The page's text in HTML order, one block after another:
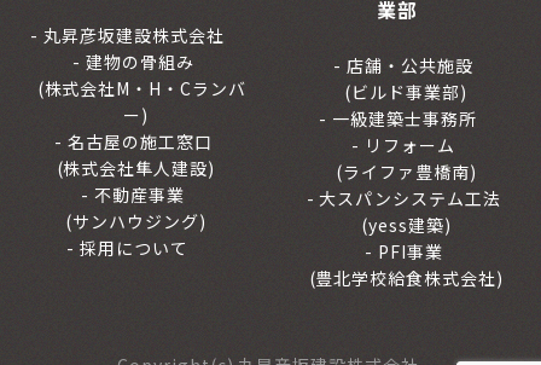
丸昇彦坂建設株式会社
建物の骨組み
(株式会社M・H・Cランバ
ー)
名古屋の施工窓口
(株式会社隼人建設)
不動産事業
(サンハウジング)
採用について
業部
店舗・公共施設
(ビルド事業部)
一級建築士事務所
リフォーム
(ライファ豊橋南)
大スパンシステム工法
(yess建築)
PFI事業
(豊北学校給食株式会社)